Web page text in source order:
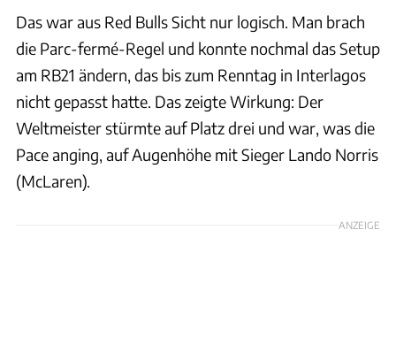
Das war aus Red Bulls Sicht nur logisch. Man brach
die Parc-fermé-Regel und konnte nochmal das Setup
am RB21 ändern, das bis zum Renntag in Interlagos
nicht gepasst hatte. Das zeigte Wirkung: Der
Weltmeister stürmte auf Platz drei und war, was die
Pace anging, auf Augenhöhe mit Sieger Lando Norris
(McLaren).
ANZEIGE